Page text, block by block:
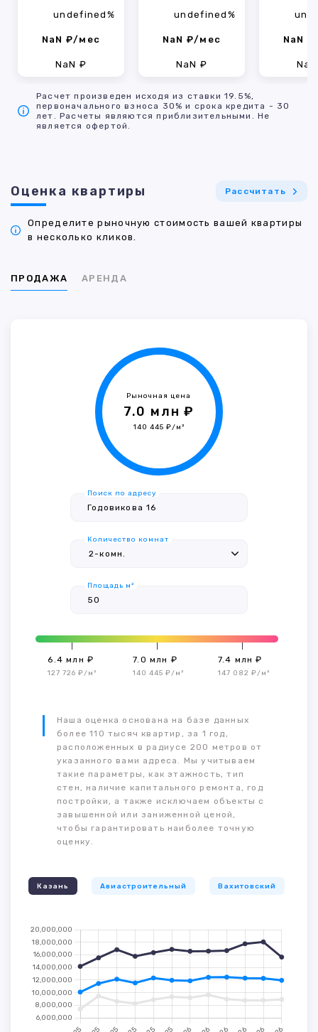
undefined%
NaN ₽/мес
NaN ₽
undefined%
NaN ₽/мес
NaN ₽
NaN
Расчет произведен исходя из ставки 19.5%,
первоначального взноса 30% и срока кредита - 30
лет. Расчеты являются приблизительными. Не
является офертой.
Оценка квартиры Рассчитать
Определите рыночную стоимость вашей квартиры
в несколько кликов.
ПРОДАЖА АРЕНДА
Рыночная цена
7.0 млн ₽
140 445 ₽/м²
Поиск по адресу
Количество комнат
Площадь м²
6.4 млн ₽
127 726 ₽/м²
7.0 млн ₽
140 445 ₽/м²
7.4 млн ₽
147 082 ₽/м²
Наша оценка основана на базе данных
более 110 тысяч квартир, за 1 год,
расположенных в радиусе 200 метров от
указанного вами адреса. Мы учитываем
такие параметры, как этажность, тип
стен, наличие капитального ремонта, год
постройки, а также исключаем объекты с
завышенной или заниженной ценой,
чтобы гарантировать наиболее точную
оценку.
Казань Авиастроительный Вахитовский